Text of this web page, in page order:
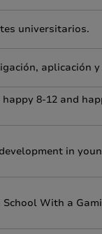
universitarios.
aplicación
8-12 and
in
With a